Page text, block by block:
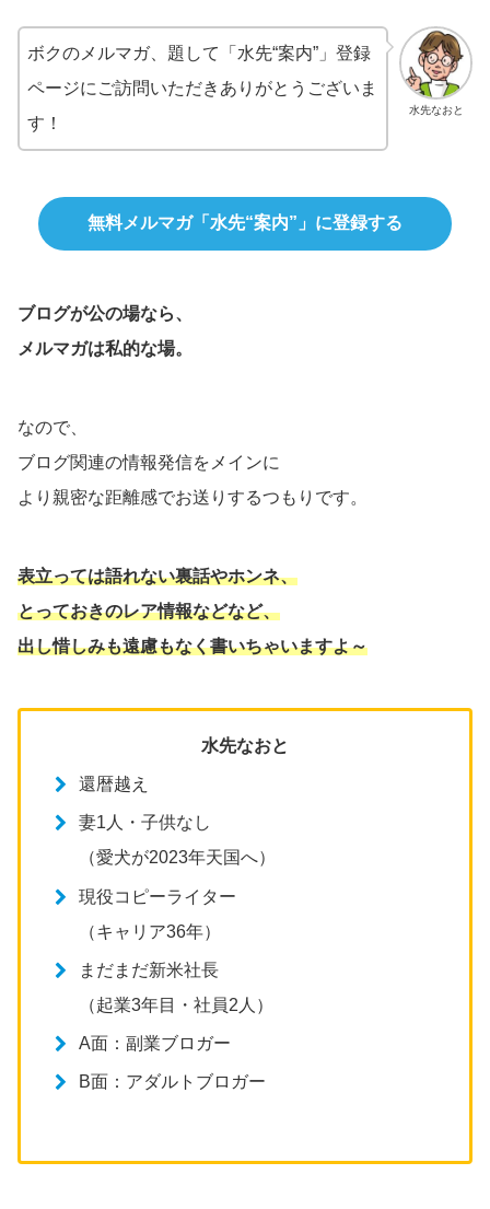
水先なおと
ボクのメルマガ、題して「水先“案内”」登録
ページにご訪問いただきありがとうございま
す！
無料メルマガ「水先“案内”」に登録する
ブログが公の場なら、
メルマガは私的な場。
なので、
ブログ関連の情報発信をメインに
より親密な距離感でお送りするつもりです。
表立っては語れない裏話やホンネ、
とっておきのレア情報などなど、
出し惜しみも遠慮もなく書いちゃいますよ～
水先なおと
還暦越え
妻1人・子供なし
（愛犬が2023年天国へ）
現役コピーライター
（キャリア36年）
まだまだ新米社長
（起業3年目・社員2人）
A面：副業ブロガー
B面：アダルトブロガー